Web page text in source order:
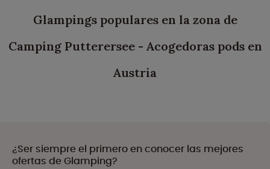
Glampings populares en la zona de
Camping Putterersee - Acogedoras pods en
Austria
¿Ser siempre el primero en conocer las mejores
ofertas de Glamping?